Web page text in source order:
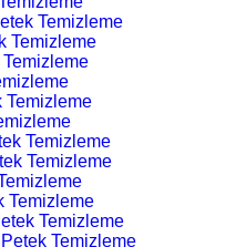
Temizleme
Temizleme
Temizleme
Temizleme
Temizleme
Temizleme
Temizleme
Temizleme